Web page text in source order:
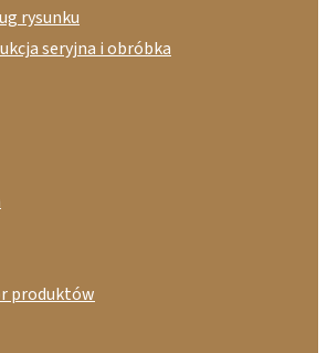
rysunku
seryjna i obróbka
produktów